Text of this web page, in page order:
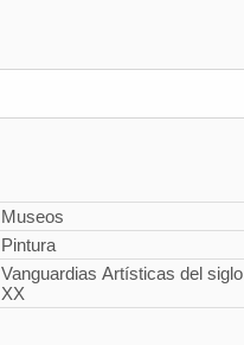
Museos
Pintura
Vanguardias Artísticas del siglo
XX